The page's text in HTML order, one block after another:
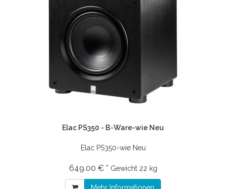
Elac PS350 - B-Ware-wie Neu
Elac PS350-wie Neu
649.00 € * Gewicht 22 kg